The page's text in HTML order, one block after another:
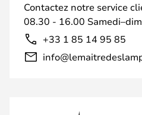
Contactez notre service
08.30 - 16.00
+33 1 85 14 95 85